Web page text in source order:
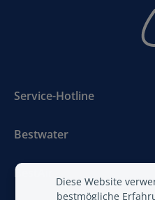
Service-Hotline
Bestwater
BestAir
Diese Website
bestmögliche